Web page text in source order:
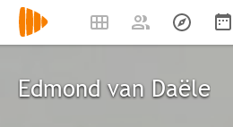
Edmond van Daële